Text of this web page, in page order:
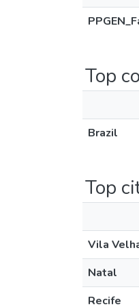
Top
Brazil
Top
Vila
Natal
Recife